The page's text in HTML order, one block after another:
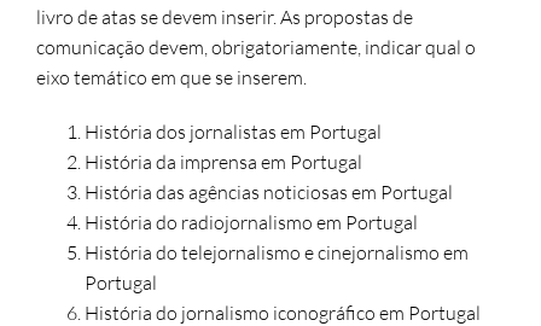
livro de atas se devem inserir. As propostas de
comunicação devem, obrigatoriamente, indicar qual o
eixo temático em que se inserem.
História dos jornalistas em Portugal
História da imprensa em Portugal
História das agências noticiosas em Portugal
História do radiojornalismo em Portugal
História do telejornalismo e cinejornalismo em
Portugal
História do jornalismo iconográfico em Portugal